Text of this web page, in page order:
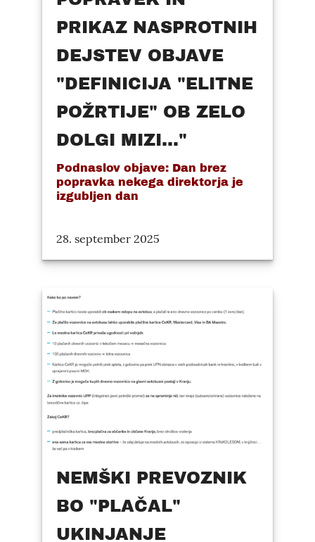
PRIKAZ NASPROTNIH
DEJSTEV OBJAVE
"DEFINICIJA "ELITNE
POŽRTIJE" OB ZELO
DOLGI MIZI..."
Podnaslov objave: Dan brez
popravka nekega direktorja je
izgubljen dan
28. september 2025
NEMŠKI PREVOZNIK
BO "PLAČAL"
UKINJANJE